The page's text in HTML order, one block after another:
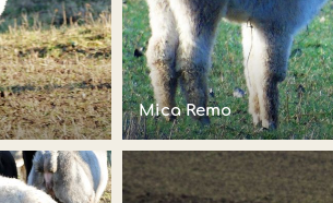
Mica Remo